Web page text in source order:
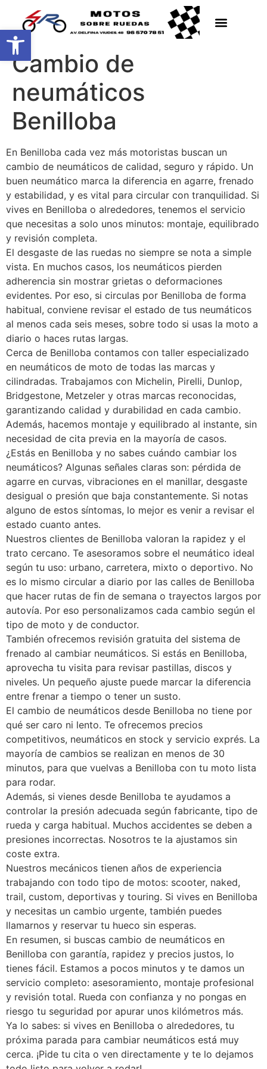
Abrir barra de herramientas
Cambio de
neumáticos
Benilloba
En Benilloba cada vez más motoristas buscan un
cambio de neumáticos de calidad, seguro y rápido. Un
buen neumático marca la diferencia en agarre, frenado
y estabilidad, y es vital para circular con tranquilidad. Si
vives en Benilloba o alrededores, tenemos el servicio
que necesitas a solo unos minutos: montaje, equilibrado
y revisión completa.
El desgaste de las ruedas no siempre se nota a simple
vista. En muchos casos, los neumáticos pierden
adherencia sin mostrar grietas o deformaciones
evidentes. Por eso, si circulas por Benilloba de forma
habitual, conviene revisar el estado de tus neumáticos
al menos cada seis meses, sobre todo si usas la moto a
diario o haces rutas largas.
Cerca de Benilloba contamos con taller especializado
en neumáticos de moto de todas las marcas y
cilindradas. Trabajamos con Michelin, Pirelli, Dunlop,
Bridgestone, Metzeler y otras marcas reconocidas,
garantizando calidad y durabilidad en cada cambio.
Además, hacemos montaje y equilibrado al instante, sin
necesidad de cita previa en la mayoría de casos.
¿Estás en Benilloba y no sabes cuándo cambiar los
neumáticos? Algunas señales claras son: pérdida de
agarre en curvas, vibraciones en el manillar, desgaste
desigual o presión que baja constantemente. Si notas
alguno de estos síntomas, lo mejor es venir a revisar el
estado cuanto antes.
Nuestros clientes de Benilloba valoran la rapidez y el
trato cercano. Te asesoramos sobre el neumático ideal
según tu uso: urbano, carretera, mixto o deportivo. No
es lo mismo circular a diario por las calles de Benilloba
que hacer rutas de fin de semana o trayectos largos por
autovía. Por eso personalizamos cada cambio según el
tipo de moto y de conductor.
También ofrecemos revisión gratuita del sistema de
frenado al cambiar neumáticos. Si estás en Benilloba,
aprovecha tu visita para revisar pastillas, discos y
niveles. Un pequeño ajuste puede marcar la diferencia
entre frenar a tiempo o tener un susto.
El cambio de neumáticos desde Benilloba no tiene por
qué ser caro ni lento. Te ofrecemos precios
competitivos, neumáticos en stock y servicio exprés. La
mayoría de cambios se realizan en menos de 30
minutos, para que vuelvas a Benilloba con tu moto lista
para rodar.
Además, si vienes desde Benilloba te ayudamos a
controlar la presión adecuada según fabricante, tipo de
rueda y carga habitual. Muchos accidentes se deben a
presiones incorrectas. Nosotros te la ajustamos sin
coste extra.
Nuestros mecánicos tienen años de experiencia
trabajando con todo tipo de motos: scooter, naked,
trail, custom, deportivas y touring. Si vives en Benilloba
y necesitas un cambio urgente, también puedes
llamarnos y reservar tu hueco sin esperas.
En resumen, si buscas cambio de neumáticos en
Benilloba con garantía, rapidez y precios justos, lo
tienes fácil. Estamos a pocos minutos y te damos un
servicio completo: asesoramiento, montaje profesional
y revisión total. Rueda con confianza y no pongas en
riesgo tu seguridad por apurar unos kilómetros más.
Ya lo sabes: si vives en Benilloba o alrededores, tu
próxima parada para cambiar neumáticos está muy
cerca. ¡Pide tu cita o ven directamente y te lo dejamos